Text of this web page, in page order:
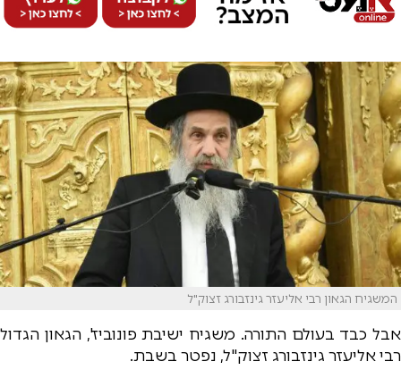
המשגיח הגאון רבי אליעזר גינזבורג זצוק"ל
אבל כבד בעולם התורה. משגיח ישיבת פונוביז', הגאון הגדול
רבי אליעזר גינזבורג זצוק"ל, נפטר בשבת.